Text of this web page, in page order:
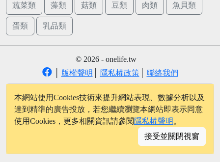
蔬菜類 藻類 菇類 豆類 肉類 魚貝類
蛋類 乳品類
© 2026 - onelife.tw
版權聲明 隱私權政策│ 聯絡我們
本網站使用Cookies技術來提升網站表現、數據分析以及
達到精準的廣告投放，若您繼續瀏覽本網站即表示同意
使用Cookies，更多相關資訊請參閱 隱私權聲明 。
接受並關閉視窗